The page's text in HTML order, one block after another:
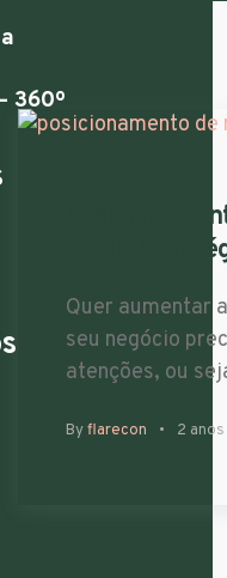
360º
fazer,
Quer aumentar
seu negócio
atenções, ou
Byflarecon 2